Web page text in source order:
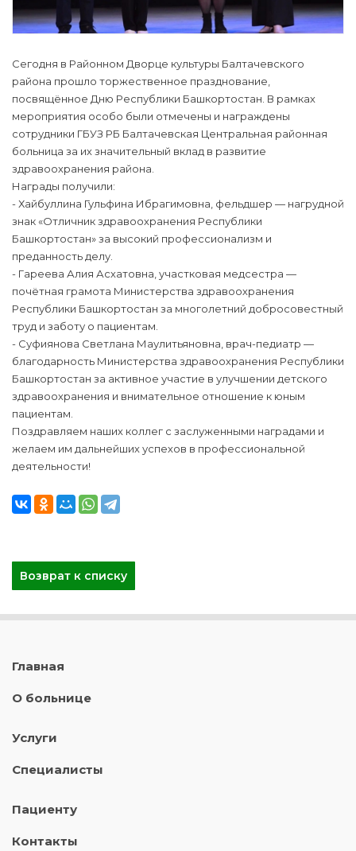
Сегодня в Районном Дворце культуры Балтачевского
района прошло торжественное празднование,
посвящённое Дню Республики Башкортостан. В рамках
мероприятия особо были отмечены и награждены
сотрудники ГБУЗ РБ Балтачевская Центральная районная
больница за их значительный вклад в развитие
здравоохранения района.
Награды получили:
- Хайбуллина Гульфина Ибрагимовна, фельдшер — нагрудной
знак «Отличник здравоохранения Республики
Башкортостан» за высокий профессионализм и
преданность делу.
- Гареева Алия Асхатовна, участковая медсестра —
почётная грамота Министерства здравоохранения
Республики Башкортостан за многолетний добросовестный
труд и заботу о пациентам.
- Суфиянова Светлана Маулитьяновна, врач-педиатр —
благодарность Министерства здравоохранения Республики
Башкортостан за активное участие в улучшении детского
здравоохранения и внимательное отношение к юным
пациентам.
Поздравляем наших коллег с заслуженными наградами и
желаем им дальнейших успехов в профессиональной
деятельности!
Возврат к списку
Главная
О больнице
Услуги
Специалисты
Пациенту
Контакты